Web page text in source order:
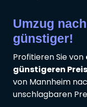
Umzug
günstiger!
Profitieren Sie von
günstigeren
von Mannheim
unschlagbaren